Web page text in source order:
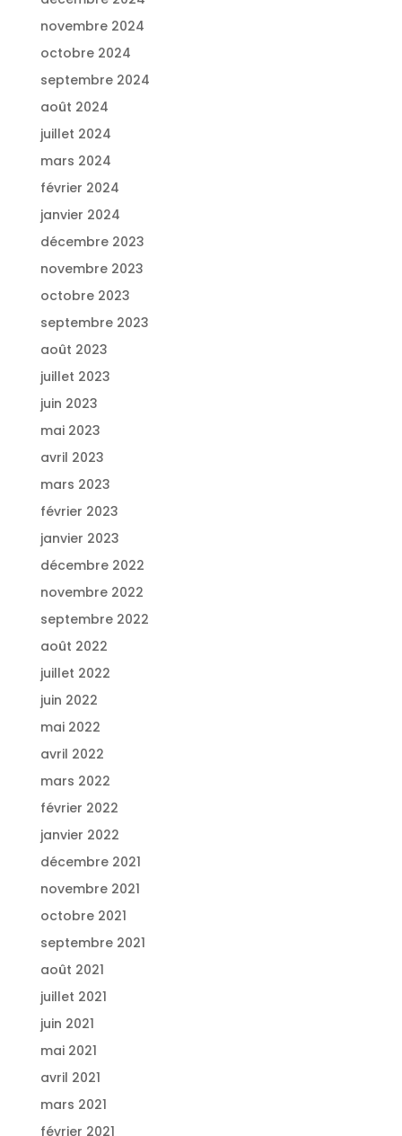
novembre 2024
octobre 2024
septembre 2024
août 2024
juillet 2024
mars 2024
février 2024
janvier 2024
décembre 2023
novembre 2023
octobre 2023
septembre 2023
août 2023
juillet 2023
juin 2023
mai 2023
avril 2023
mars 2023
février 2023
janvier 2023
décembre 2022
novembre 2022
septembre 2022
août 2022
juillet 2022
juin 2022
mai 2022
avril 2022
mars 2022
février 2022
janvier 2022
décembre 2021
novembre 2021
octobre 2021
septembre 2021
août 2021
juillet 2021
juin 2021
mai 2021
avril 2021
mars 2021
février 2021